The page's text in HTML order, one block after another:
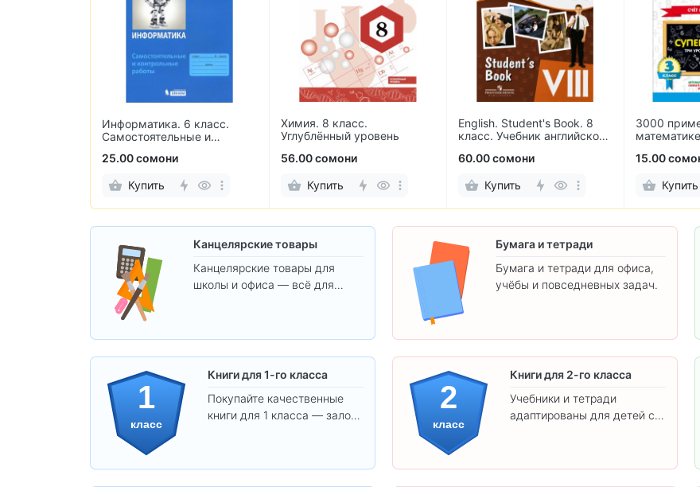
Информатика. 6 класс.
Самостоятельные и
25.00 сомони
Купить
Химия. 8 класс.
Углублённый уровень
56.00 сомони
Купить
English. Student's Book. 8
класс. Учебник английского
60.00 сомони
Купить
3000
15.00
Купить
Канцелярские товары
Канцелярские товары для
школы и офиса — всё для
Бумага и тетради
Бумага и тетради для офиса,
учёбы и повседневных задач.
1
класс
Книги для 1-го класса
Покупайте качественные
книги для 1 класса — залог
2
класс
Книги для 2-го класса
Учебники и тетради
адаптированы для детей с
товары соответствуют